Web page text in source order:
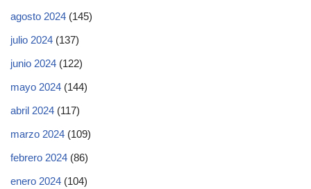
agosto 2024 (145)
julio 2024 (137)
junio 2024 (122)
mayo 2024 (144)
abril 2024 (117)
marzo 2024 (109)
febrero 2024 (86)
enero 2024 (104)